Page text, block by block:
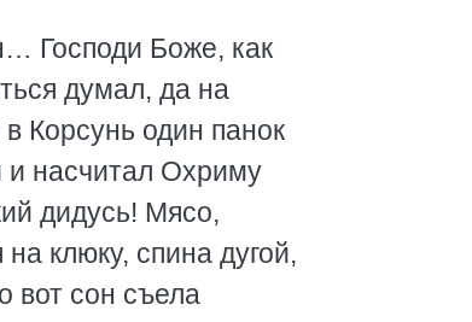
Господи Боже, как
думал, да на
Корсунь один панок
и насчитал Охриму
дидусь! Мясо,
клюку, спина дугой,
вот сон съела